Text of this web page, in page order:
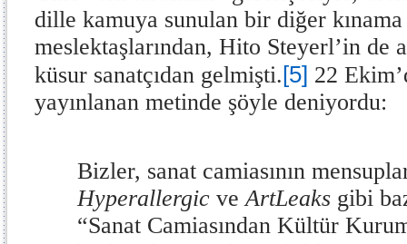
dille kamuya sunulan bir diğer
meslektaşlarından, Hito Steyerl’in de
küsur sanatçıdan gelmişti.[5] 22
yayınlanan metinde şöyle deniyordu:
Bizler, sanat camiasının
Hyperallergic veArtLeaks gibi
“Sanat Camiasından Kültür